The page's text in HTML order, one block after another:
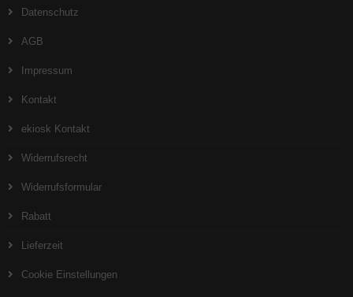
Datenschutz
AGB
Impressum
Kontakt
ekiosk Kontakt
Widerrufsrecht
Widerrufsformular
Rabatt
Lieferzeit
Cookie Einstellungen